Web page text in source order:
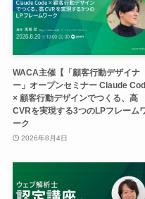
WACA主催【「顧客行動デザイナ
ー」オープンセミナー Claude
× 顧客行動デザインでつくる、高
CVRを実現する3つのLPフレーム
ーク
2026年8月4日